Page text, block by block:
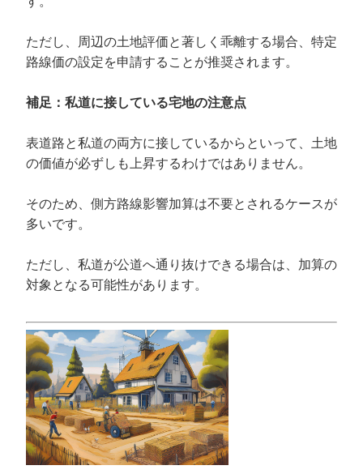
ただし、周辺の土地評価と著しく乖離する場合、特定
路線価の設定を申請することが推奨されます。
補足：私道に接している宅地の注意点
表道路と私道の両方に接しているからといって、土地
の価値が必ずしも上昇するわけではありません。
そのため、側方路線影響加算は不要とされるケースが
多いです。
ただし、私道が公道へ通り抜けできる場合は、加算の
対象となる可能性があります。